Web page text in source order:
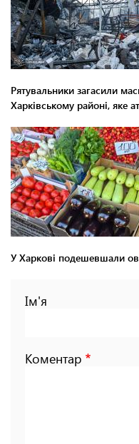
Рятувальники загасили
Харківському районі, яке
У Харкові подешевшали
Ім'я
Коментар